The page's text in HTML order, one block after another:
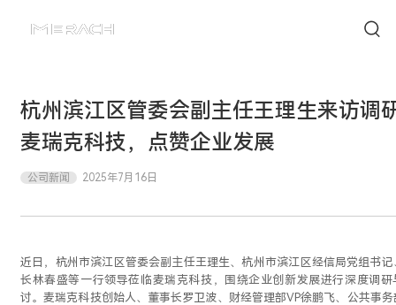
杭州滨江区管委会副主任王理生来访调
麦瑞克科技，点赞企业发展
公司新闻 2025年7月16日
近日，杭州市滨江区管委会副主任王理生、杭州市滨江区经信局党组书记
长林春盛等一行领导莅临麦瑞克科技，围绕企业创新发展进行深度调研
讨。麦瑞克科技创始人、董事长罗卫波、财经管理部VP徐鹏飞、公共事务